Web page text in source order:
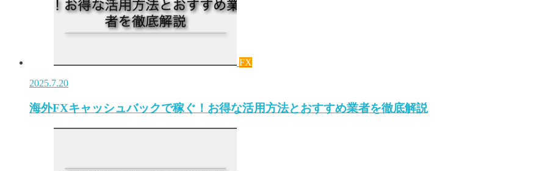
FX
2025.7.20
海外FXキャッシュバックで稼ぐ！お得な活用方法とおすすめ業者を徹底解説